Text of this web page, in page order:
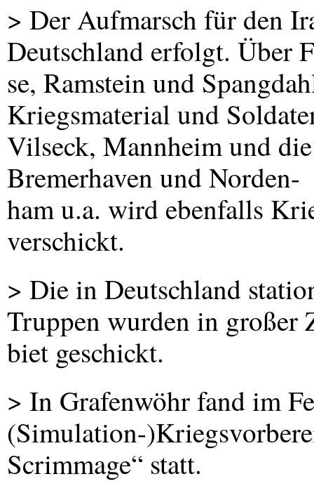
> Der Aufmarsch für den
Deutschland erfolgt. Über
se, Ramstein und
Kriegsmaterial und
Vilseck, Mannheim und
Bremerhaven und Norden-
ham u.a. wird ebenfalls
verschickt.
> Die in Deutschland
Truppen wurden in großer
biet geschickt.
> In Grafenwöhr fand im
(Simulation-
Scrimmage“ statt.